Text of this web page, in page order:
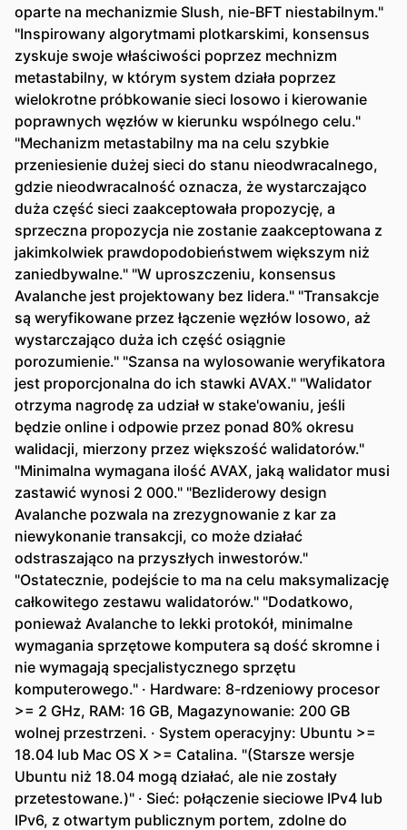
oparte na mechanizmie Slush, nie-BFT niestabilnym."
"Inspirowany algorytmami plotkarskimi, konsensus
zyskuje swoje właściwości poprzez mechnizm
metastabilny, w którym system działa poprzez
wielokrotne próbkowanie sieci losowo i kierowanie
poprawnych węzłów w kierunku wspólnego celu."
"Mechanizm metastabilny ma na celu szybkie
przeniesienie dużej sieci do stanu nieodwracalnego,
gdzie nieodwracalność oznacza, że wystarczająco
duża część sieci zaakceptowała propozycję, a
sprzeczna propozycja nie zostanie zaakceptowana z
jakimkolwiek prawdopodobieństwem większym niż
zaniedbywalne." "W uproszczeniu, konsensus
Avalanche jest projektowany bez lidera." "Transakcje
są weryfikowane przez łączenie węzłów losowo, aż
wystarczająco duża ich część osiągnie
porozumienie." "Szansa na wylosowanie weryfikatora
jest proporcjonalna do ich stawki AVAX." "Walidator
otrzyma nagrodę za udział w stake'owaniu, jeśli
będzie online i odpowie przez ponad 80% okresu
walidacji, mierzony przez większość walidatorów."
"Minimalna wymagana ilość AVAX, jaką walidator musi
zastawić wynosi 2 000." "Bezliderowy design
Avalanche pozwala na zrezygnowanie z kar za
niewykonanie transakcji, co może działać
odstraszająco na przyszłych inwestorów."
"Ostatecznie, podejście to ma na celu maksymalizację
całkowitego zestawu walidatorów." "Dodatkowo,
ponieważ Avalanche to lekki protokół, minimalne
wymagania sprzętowe komputera są dość skromne i
nie wymagają specjalistycznego sprzętu
komputerowego." · Hardware: 8-rdzeniowy procesor
>= 2 GHz, RAM: 16 GB, Magazynowanie: 200 GB
wolnej przestrzeni. · System operacyjny: Ubuntu >=
18.04 lub Mac OS X >= Catalina. "(Starsze wersje
Ubuntu niż 18.04 mogą działać, ale nie zostały
przetestowane.)" · Sieć: połączenie sieciowe IPv4 lub
IPv6, z otwartym publicznym portem, zdolne do